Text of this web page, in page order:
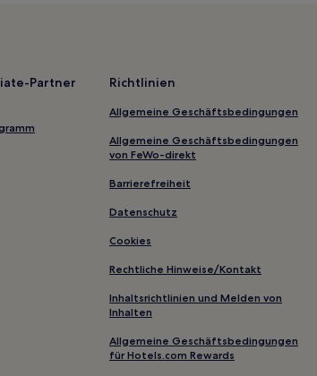
in Centrum
in Lund
mit inbegriffenem Frühstück in Lund
mit Parkplatz in Ystad
mit inbegriffenem Frühstück in Helsingborg
Partner
Richtlinien
Allgemeine Geschäftsbedingungen
Allgemeine Geschäftsbedingungen
von FeWo-direkt
Barrierefreiheit
Datenschutz
Cookies
Rechtliche Hinweise/Kontakt
Inhaltsrichtlinien und Melden von
Inhalten
Allgemeine Geschäftsbedingungen
für Hotels.com Rewards